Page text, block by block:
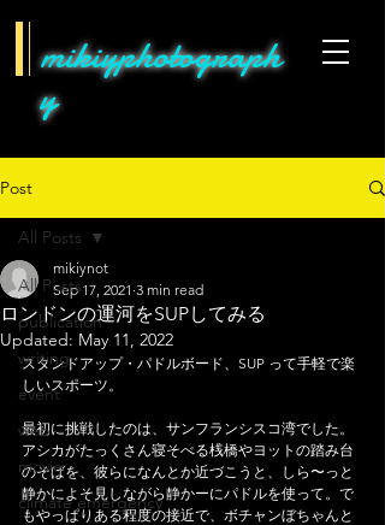
mikiyphotograph
y
Post
All Posts
publication
writing
event
web
movie
climate emergency
All Posts
ロンドンの運河をSUPしてみる
mikiynot
Sep 17, 2021 3 min read
Updated: May 11, 2022
スタンドアップ・パドルボード、SUP って手軽で楽
しいスポーツ。
最初に挑戦したのは、サンフランシスコ湾でした。
アシカがたっくさん寝そべる桟橋やヨットの踏み台
のそばを、彼らになんとか近づこうと、しら〜っと
静かによそ見しながら静かーにパドルを使って。で
もやっぱりある程度の接近で、ボチャンぼちゃんと